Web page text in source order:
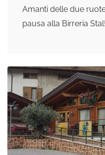
Amanti delle due
pausa alla Birreria